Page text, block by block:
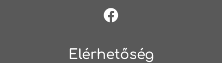
Elérhetőség